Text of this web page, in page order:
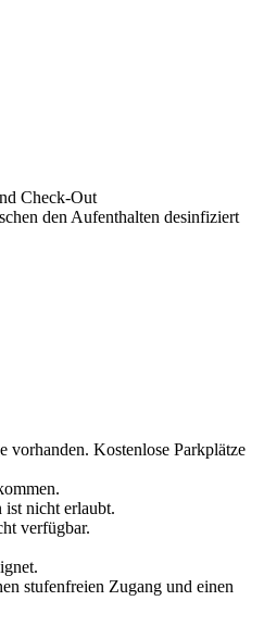
Check-Out
den Aufenthalten desinfiziert
vorhanden. Kostenlose Parkplätze
nicht erlaubt.
verfügbar.
stufenfreien Zugang und einen